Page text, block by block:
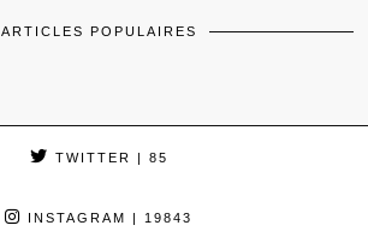
ARTICLES POPULAIRES
TWITTER | 85
INSTAGRAM | 19843